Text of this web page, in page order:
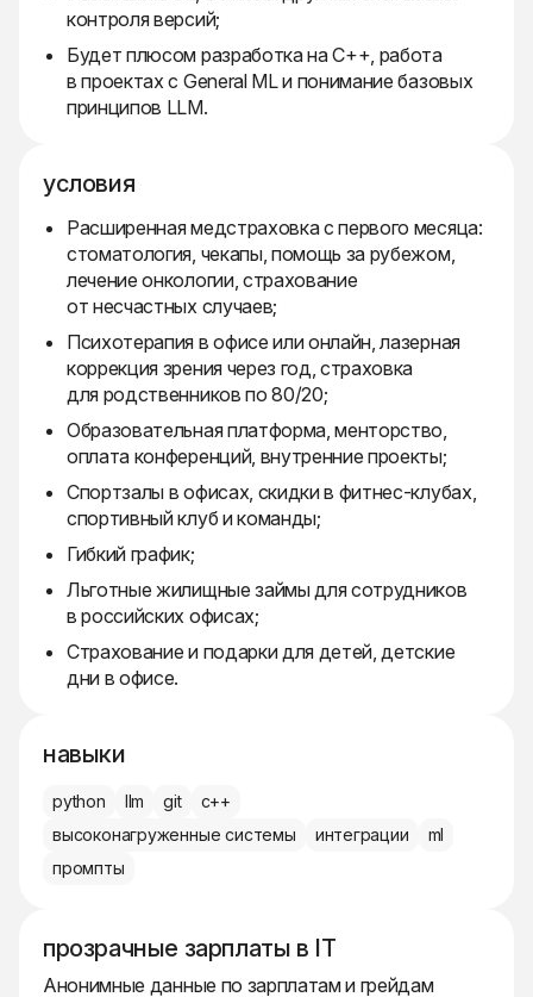
контроля версий;
Будет плюсом разработка на C++, работа
в проектах с General ML и понимание базовых
принципов LLM.
условия
Расширенная медстраховка с первого месяца:
стоматология, чекапы, помощь за рубежом,
лечение онкологии, страхование
от несчастных случаев;
Психотерапия в офисе или онлайн, лазерная
коррекция зрения через год, страховка
для родственников по 80/20;
Образовательная платформа, менторство,
оплата конференций, внутренние проекты;
Спортзалы в офисах, скидки в фитнес-клубах,
спортивный клуб и команды;
Гибкий график;
Льготные жилищные займы для сотрудников
в российских офисах;
Страхование и подарки для детей, детские
дни в офисе.
навыки
python llm git
c++
высоконагруженные системы
интеграции
ml
промпты
прозрачные зарплаты в IT
Анонимные данные по зарплатам и грейдам